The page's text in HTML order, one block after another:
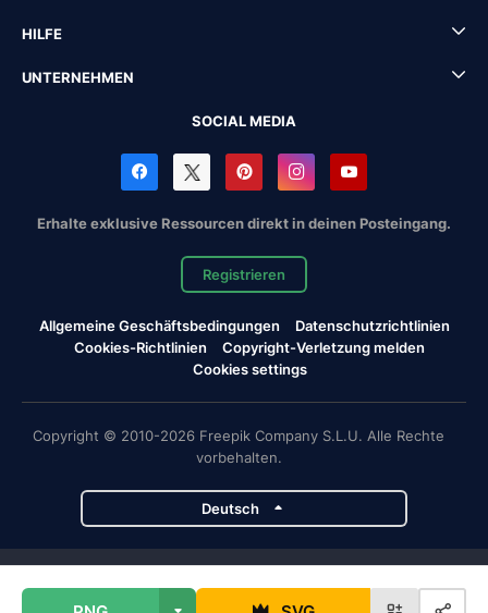
HILFE
UNTERNEHMEN
SOCIAL MEDIA
Erhalte exklusive Ressourcen direkt in deinen Posteingang.
Registrieren
Allgemeine Geschäftsbedingungen
Datenschutzrichtlinien
Cookies-Richtlinien
Copyright-Verletzung melden
Cookies settings
Copyright © 2010-2026 Freepik Company S.L.U. Alle Rechte
vorbehalten.
Deutsch